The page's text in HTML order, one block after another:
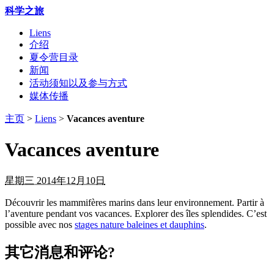
科学之旅
Liens
介绍
夏令营目录
新闻
活动须知以及参与方式
媒体传播
主页 > Liens > Vacances aventure
Vacances aventure
星期三 2014年12月10日
Découvrir les mammifères marins dans leur environnement. Partir à
l’aventure pendant vos vacances. Explorer des îles splendides. C’est
possible avec nos stages nature baleines et dauphins.
其它消息和评论?